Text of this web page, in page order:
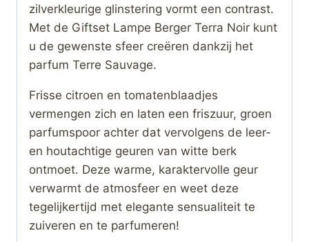
zilverkleurige glinstering vormt een contrast.
Met de Giftset Lampe Berger Terra Noir kunt
u de gewenste sfeer creëren dankzij het
parfum Terre Sauvage.
Frisse citroen en tomatenblaadjes
vermengen zich en laten een friszuur, groen
parfumspoor achter dat vervolgens de leer-
en houtachtige geuren van witte berk
ontmoet. Deze warme, karaktervolle geur
verwarmt de atmosfeer en weet deze
tegelijkertijd met elegante sensualiteit te
zuiveren en te parfumeren!